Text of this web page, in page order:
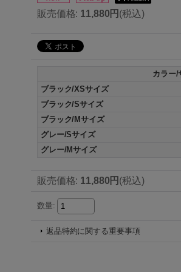
販売価格: 11,880円 (税込)
カラー/
ブラック/XSサイズ
ブラック/Sサイズ
ブラック/Mサイズ
グレー/Sサイズ
グレー/Mサイズ
販売価格: 11,880円 (税込)
数量:
返品特約に関する重要事項